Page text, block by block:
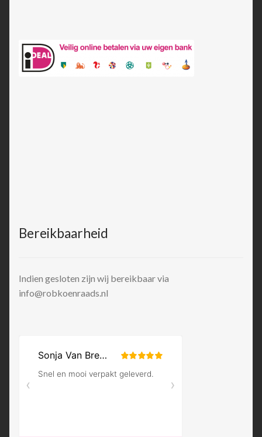
Bereikbaarheid
Indien gesloten zijn wij bereikbaar via
info@robkoenraads.nl